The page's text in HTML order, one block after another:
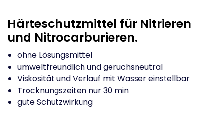
Härteschutzmittel für Nitrieren
und Nitrocarburieren.
ohne Lösungsmittel
umweltfreundlich und geruchsneutral
Viskosität und Verlauf mit Wasser einstellbar
Trocknungszeiten nur 30 min
gute Schutzwirkung
Verdünner & Reiniger